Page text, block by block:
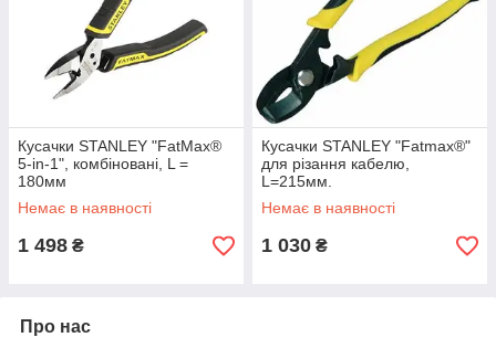
Кусачки STANLEY "FatMax®
5-in-1", комбіновані, L =
180мм
Немає в наявності
1 498 ₴
Кусачки STANLEY "Fatmax®"
для різання кабелю,
L=215мм.
Немає в наявності
1 030 ₴
Про нас